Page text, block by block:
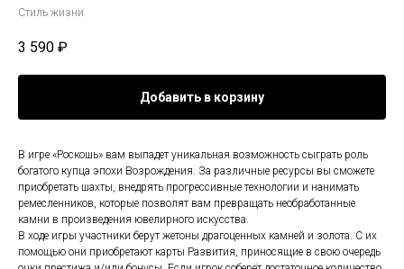
Стиль жизни
3 590 ₽
Добавить в корзину
В игре «Роскошь» вам выпадет уникальная возможность сыграть роль
богатого купца эпохи Возрождения. За различные ресурсы вы сможете
приобретать шахты, внедрять прогрессивные технологии и нанимать
ремесленников, которые позволят вам превращать необработанные
камни в произведения ювелирного искусства.
В ходе игры участники берут жетоны драгоценных камней и золота. С их
помощью они приобретают карты Развития, приносящие в свою очередь